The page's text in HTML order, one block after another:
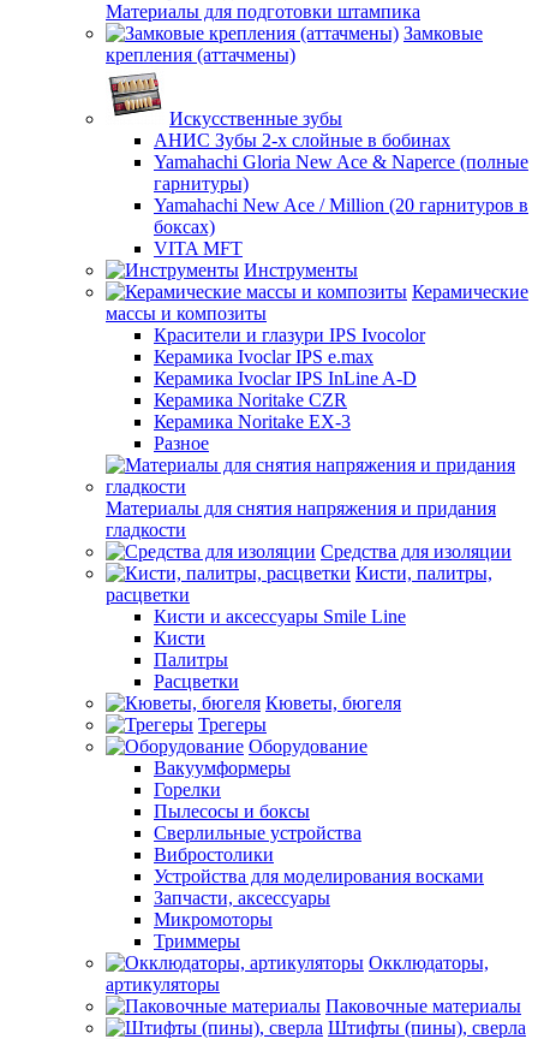
Материалы для подготовки штампика
Замковые
крепления (аттачмены)
Искусственные зубы
АНИС Зубы 2-х слойные в бобинах
Yamahachi Gloria New Ace & Naperce (полные
гарнитуры)
Yamahachi New Ace / Million (20 гарнитуров в
боксах)
VITA MFT
Инструменты
Керамические
массы и композиты
Красители и глазури IPS Ivocolor
Керамика Ivoclar IPS e.max
Керамика Ivoclar IPS InLine A-D
Керамика Noritake CZR
Керамика Noritake EX-3
Разное
Материалы для снятия напряжения и придания
гладкости
Средства для изоляции
Кисти, палитры,
расцветки
Кисти и аксессуары Smile Line
Кисти
Палитры
Расцветки
Кюветы, бюгеля
Трегеры
Оборудование
Вакуумформеры
Горелки
Пылесосы и боксы
Сверлильные устройства
Вибростолики
Устройства для моделирования восками
Запчасти, аксессуары
Микромоторы
Триммеры
Окклюдаторы,
артикуляторы
Паковочные материалы
Штифты (пины), сверла